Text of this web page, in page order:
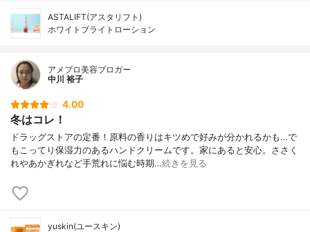
ASTALIFT(アスタリフト)
ホワイトブライトローション
アメブロ美容ブロガー
中川 裕子
4.00
冬はコレ！
ドラッグストアの定番！原料の香りはキツめで好みが分かれるかも…で
もこってり保湿力のあるハンドクリームです。家にあると安心。ささく
れやあかぎれなど手荒れに悩む時期…続きを見る
yuskin(ユースキン)